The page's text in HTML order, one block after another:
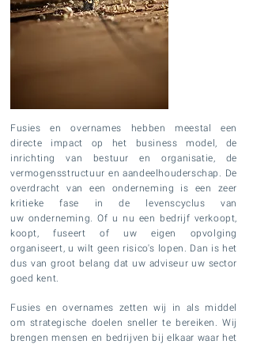
Fusies en overnames hebben meestal een
directe impact op het business model, de
inrichting van bestuur en organisatie, de
vermogensstructuur en aandeelhouderschap. De
overdracht van een onderneming is een zeer
kritieke fase in de levenscyclus van
uw onderneming. Of u nu een bedrijf verkoopt,
koopt, fuseert of uw eigen
opvolging
organiseert, u wilt geen risico's lopen. Dan is het
dus van groot belang dat uw adviseur uw sector
goed kent.
Fusies en overnames zetten wij in als middel
om strategische doelen sneller te bereiken. Wij
brengen mensen en bedrijven bij elkaar waar het